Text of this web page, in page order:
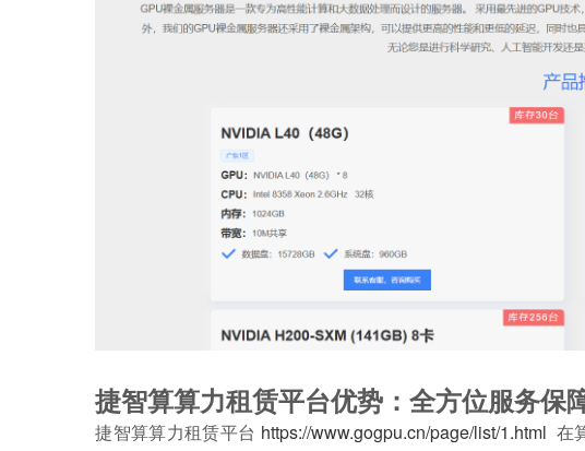
捷智算算力租赁平台优势：全方位服务保
捷智算算力租赁平台 https://www.gogpu.cn/page/list/1.html 在